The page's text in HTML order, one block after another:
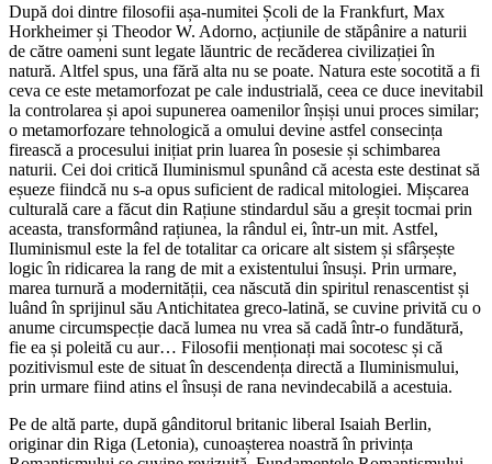
După doi dintre filosofii așa-numitei Școli de la Frankfurt, Max
Horkheimer și Theodor W. Adorno, acțiunile de stăpânire a naturii
de către oameni sunt legate lăuntric de recăderea civilizației în
natură. Altfel spus, una fără alta nu se poate. Natura este socotită a fi
ceva ce este metamorfozat pe cale industrială, ceea ce duce inevitabil
la controlarea și apoi supunerea oamenilor înșiși unui proces similar;
o metamorfozare tehnologică a omului devine astfel consecința
firească a procesului inițiat prin luarea în posesie și schimbarea
naturii. Cei doi critică Iluminismul spunând că acesta este destinat să
eșueze fiindcă nu s-a opus suficient de radical mitologiei. Mișcarea
culturală care a făcut din Rațiune stindardul său a greșit tocmai prin
aceasta, transformând rațiunea, la rândul ei, într-un mit. Astfel,
Iluminismul este la fel de totalitar ca oricare alt sistem și sfârșește
logic în ridicarea la rang de mit a existentului însuși. Prin urmare,
marea turnură a modernității, cea născută din spiritul renascentist și
luând în sprijinul său Antichitatea greco-latină, se cuvine privită cu o
anume circumspecție dacă lumea nu vrea să cadă într-o fundătură,
fie ea și poleită cu aur… Filosofii menționați mai socotesc și că
pozitivismul este de situat în descendența directă a Iluminismului,
prin urmare fiind atins el însuși de rana nevindecabilă a acestuia.
Pe de altă parte, după gânditorul britanic liberal Isaiah Berlin,
originar din Riga (Letonia), cunoașterea noastră în privința